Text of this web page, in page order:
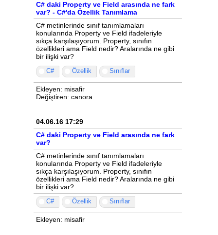
C# daki Property ve Field arasında ne fark
var? - C#'da Özellik Tanımlama
C# metinlerinde sınıf tanımlamaları
konularında Property ve Field ifadeleriyle
sıkça karşılaşıyorum. Property, sınıfın
özellikleri ama Field nedir? Aralarında ne gibi
bir ilişki var?
C# Özellik Sınıflar
Ekleyen: misafir
Değiştiren: canora
04.06.16 17:29
C# daki Property ve Field arasında ne fark
var?
C# metinlerinde sınıf tanımlamaları
konularında Property ve Field ifadeleriyle
sıkça karşılaşıyorum. Property, sınıfın
özellikleri ama Field nedir? Aralarında ne gibi
bir ilişki var?
C# Özellik Sınıflar
Ekleyen: misafir